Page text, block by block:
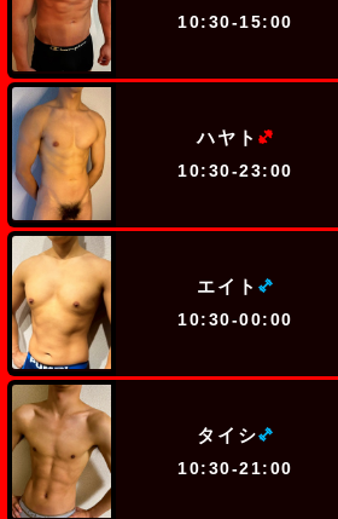
10:30-15:00
ハヤト
10:30-23:00
エイト
10:30-00:00
タイシ
10:30-21:00